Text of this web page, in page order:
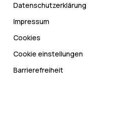
Datenschutzerklärung
Impressum
Cookies
Cookie einstellungen
Barrierefreiheit